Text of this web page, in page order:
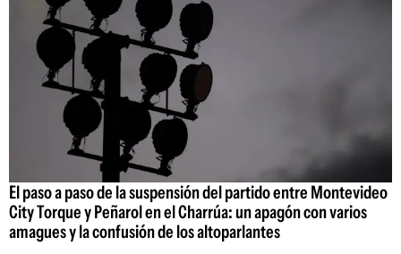
El paso a paso de la suspensión del partido entre Montevideo
City Torque y Peñarol en el Charrúa: un apagón con varios
amagues y la confusión de los altoparlantes